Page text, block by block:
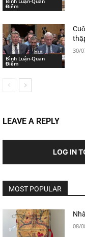
Điểm
Bình Luận-Quan
Điểm
30/
LEAVE A REPLY
LOG IN
MOST POPULAR
08/